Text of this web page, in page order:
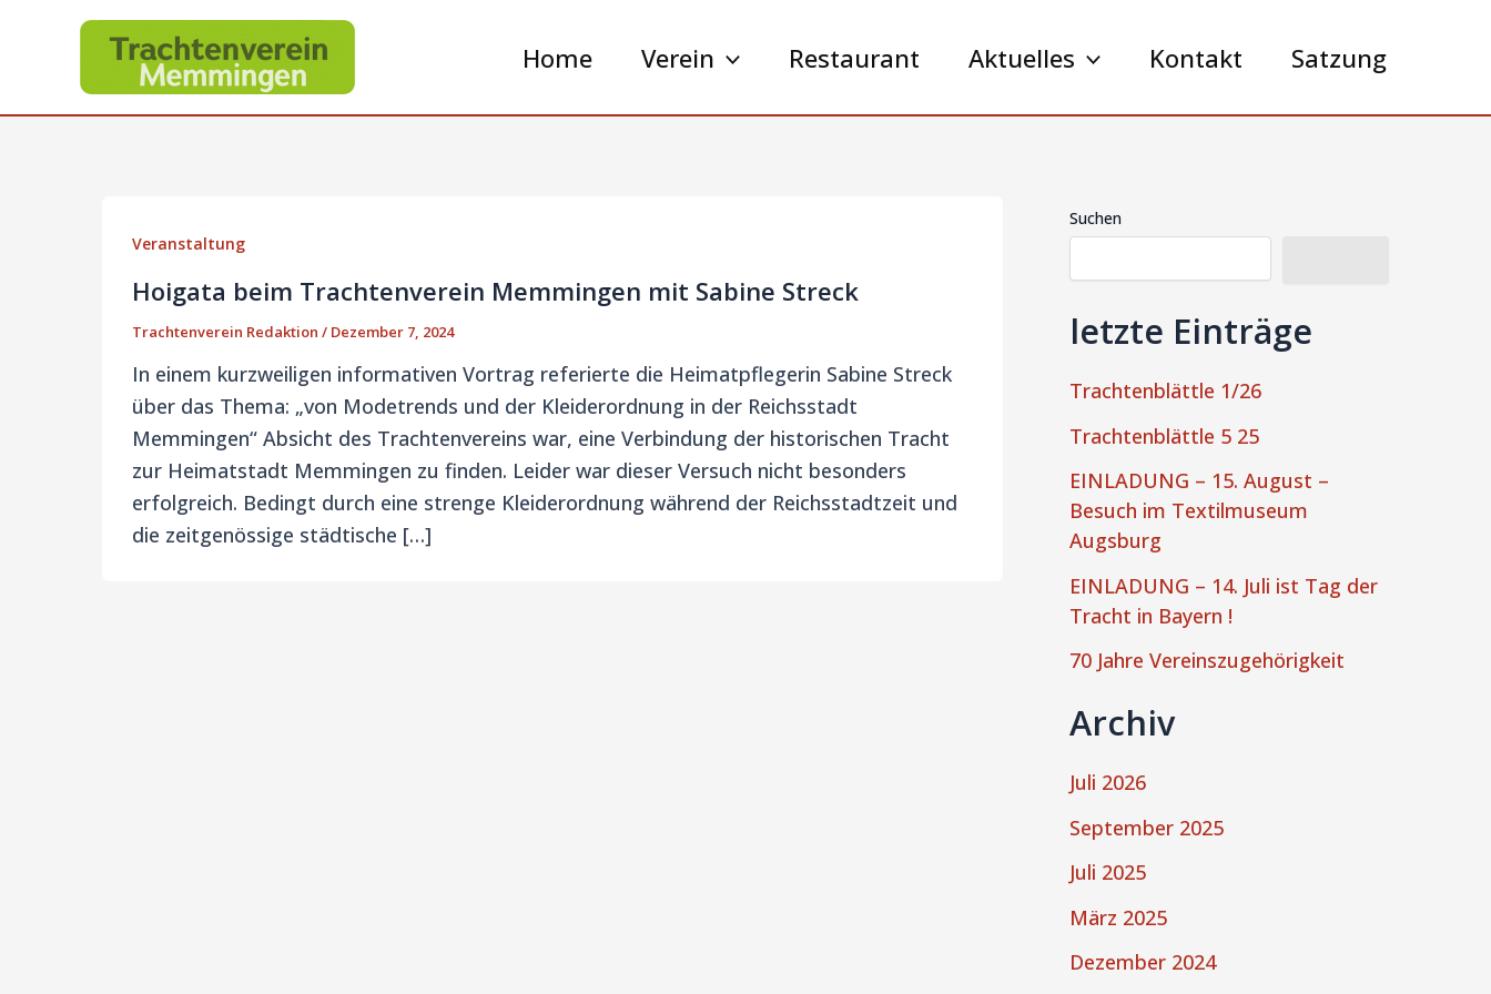
Home Verein Restaurant Aktuelles Kontakt Satzung
Veranstaltung
Hoigata beim Trachtenverein Memmingen mit Sabine Streck
Trachtenverein Redaktion / Dezember 7, 2024
In einem kurzweiligen informativen Vortrag referierte die Heimatpflegerin Sabine Streck
über das Thema: „von Modetrends und der Kleiderordnung in der Reichsstadt
Memmingen“ Absicht des Trachtenvereins war, eine Verbindung der historischen Tracht
zur Heimatstadt Memmingen zu finden. Leider war dieser Versuch nicht besonders
erfolgreich. Bedingt durch eine strenge Kleiderordnung während der Reichsstadtzeit und
die zeitgenössige städtische […]
Suchen
letzte Einträge
Trachtenblättle 1/26
Trachtenblättle 5 25
EINLADUNG – 15. August –
Besuch im Textilmuseum
Augsburg
EINLADUNG – 14. Juli ist Tag der
Tracht in Bayern !
70 Jahre Vereinszugehörigkeit
Archiv
Juli 2026
September 2025
Juli 2025
März 2025
Dezember 2024